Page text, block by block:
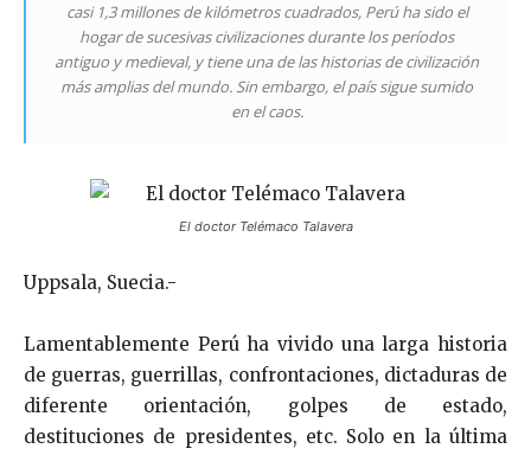
casi 1,3 millones de kilómetros cuadrados, Perú ha sido el
hogar de sucesivas civilizaciones durante los períodos
antiguo y medieval, y tiene una de las historias de civilización
más amplias del mundo. Sin embargo, el país sigue sumido
en el caos.
El doctor Telémaco Talavera
Uppsala, Suecia.-
Lamentablemente Perú ha vivido una larga historia
de guerras, guerrillas, confrontaciones, dictaduras de
diferente orientación, golpes de estado,
destituciones de presidentes, etc. Solo en la última